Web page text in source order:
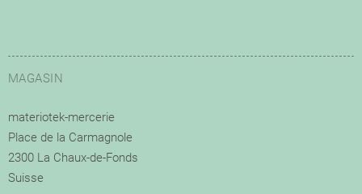
MAGASIN
materiotek-mercerie
Place de la Carmagnole
2300 La Chaux-de-Fonds
Suisse